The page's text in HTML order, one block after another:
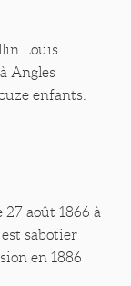
Louis
Angles
enfants.
27 août 1866 à
sabotier
en 1886